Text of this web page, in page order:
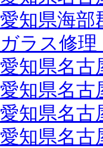
愛知県海部
ガラス修
愛知県名古
愛知県名古
愛知県名古
愛知県名古